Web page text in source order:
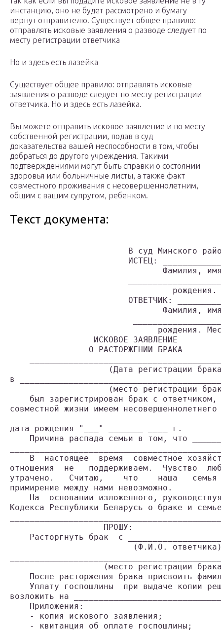
инстанцию, оно не будет рассмотрено и бумагу
вернут отправителю. Существует общее правило:
отправлять исковые заявления о разводе следует по
месту регистрации ответчика
Но и здесь есть лазейка
Существует общее правило: отправлять исковые
заявления о разводе следует по месту регистрации
ответчика. Но и здесь есть лазейка.
Вы можете отправить исковое заявление и по месту
собственной регистрации, подав в суд
доказательства вашей неспособности в том, чтобы
добраться до другого учреждения. Такими
подтверждениями могут быть справки о состоянии
здоровья или больничные листы, а также факт
совместного проживания с несовершеннолетним,
общим с вашим супругом, ребенком.
Текст документа:
В суд Минского
ИСТЕЦ:
Фамилия,
рождения.
ОТВЕТЧИК:
Фамилия,
рождения.
                 ИСКОВОЕ ЗАЯВЛЕНИЕ
                О РАСТОРЖЕНИИ БРАКА
(Дата регистрации
в
(место регистрации
был зарегистрирован брак с
совместной жизни имеем
дата рождения "___" _______ ____ г.
Причина распада семьи в том, что
В  настоящее  время  совместное
отношения  не   поддерживаем.  Чувство
утрачено.   Считаю,    что    наша   семья
примирение между нами невозможно.
На  основании изложенного,
Кодекса Республики Беларусь о браке и
                   ПРОШУ:
Расторгнуть брак  с
(Ф.И.О.
(место регистрации
После расторжения брака присвоить
Уплату госпошлины  при выдаче копии
возложить на
    Приложения:
    - копия искового заявления;
    - квитанция об оплате госпошлины;